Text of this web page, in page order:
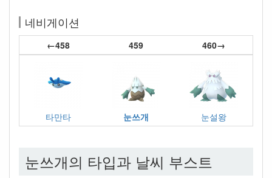
네비게이션
←458 459 460→
타만타 눈쓰개 눈설왕
눈쓰개의 타입과 날씨 부스트